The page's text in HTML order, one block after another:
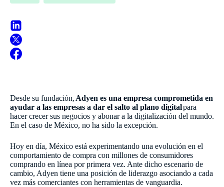
Desde su fundación, Adyen es una empresa comprometida en
ayudar a las empresas a dar el salto al plano digitalpara
hacer crecer sus negocios y abonar a la digitalización del mundo.
En el caso de México, no ha sido la excepción.
Hoy en día, México está experimentando una evolución en el
comportamiento de compra con millones de consumidores
comprando en línea por primera vez. Ante dicho escenario de
cambio, Adyen tiene una posición de liderazgo asociando a cada
vez más comerciantes con herramientas de vanguardia.